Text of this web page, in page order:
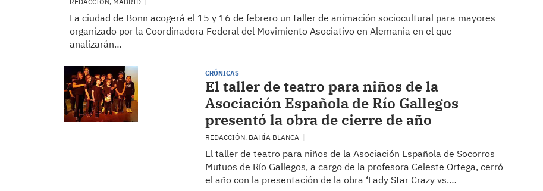
La ciudad de Bonn acogerá el 15 y 16 de febrero un taller de animación sociocultural para mayores
organizado por la Coordinadora Federal del Movimiento Asociativo en Alemania en el que
analizarán…
CRÓNICAS
El taller de teatro para niños de la
Asociación Española de Río Gallegos
presentó la obra de cierre de año
REDACCIÓN, BAHÍA BLANCA
El taller de teatro para niños de la Asociación Española de Socorros
Mutuos de Río Gallegos, a cargo de la profesora Celeste Ortega, cerró
el año con la presentación de la obra ‘Lady Star Crazy vs.…